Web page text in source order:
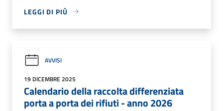
LEGGI DI PIÙ
AVVISI
19 DICEMBRE 2025
Calendario della raccolta differenziata
porta a porta dei rifiuti - anno 2026